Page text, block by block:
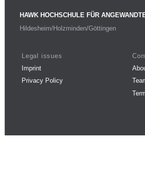
HAWK HOCHSCHULE FÜR
Hildesheim/Holzminden/Göttingen
Legal issues
Imprint
Privacy Policy